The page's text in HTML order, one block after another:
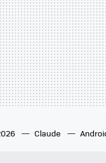
Claude